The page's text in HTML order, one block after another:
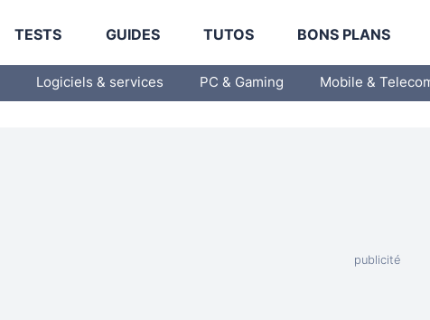
TESTS GUIDES TUTOS BONS PLANS
Logiciels & services PC & Gaming Mobile &